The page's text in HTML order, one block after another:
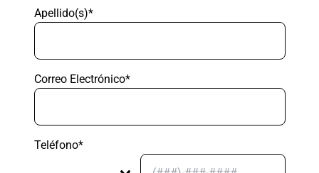
Apellido(s)*
Correo Electrónico*
Teléfono*